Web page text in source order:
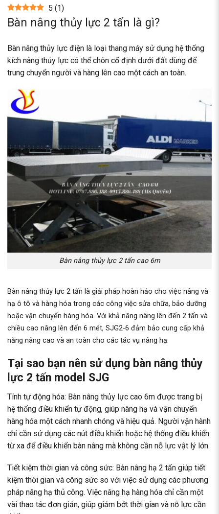
5 (1)
Bàn nâng thủy lực 2 tấn là gì?
Bàn nâng thủy lực điện là loại thang máy sử dụng hệ thống
kích nâng thủy lực có thể chôn cố định dưới đất dùng để
trung chuyển người và hàng lên cao một cách an toàn.
Bàn nâng thủy lực 2 tấn cao 6m
Bàn nâng thủy lực 2 tấn là giải pháp hoàn hảo cho việc nâng và
hạ ô tô và hàng hóa trong các công việc sửa chữa, bảo dưỡng
hoặc vận chuyển hàng hóa. Với khả năng nâng lên đến 2 tấn và
chiều cao nâng lên đến 6 mét, SJG2-6 đảm bảo cung cấp khả
năng nâng cao và an toàn cho các tác vụ nâng hạ.
Tại sao bạn nên sử dụng bàn nâng thủy
lực 2 tấn model SJG
Tính tự động hóa: Bàn nâng thủy lực cao 6m được trang bị
hệ thống điều khiển tự động, giúp nâng hạ và vận chuyển
hàng hóa một cách nhanh chóng và hiệu quả. Người vận hành
chỉ cần sử dụng các nút điều khiển hoặc hệ thống điều khiển
từ xa để điều khiển bàn nâng mà không cần nỗ lực vật lý lớn.
Tiết kiệm thời gian và công sức: Bàn nâng hạ 2 tấn giúp tiết
kiệm thời gian và công sức so với việc sử dụng các phương
pháp nâng hạ thủ công. Việc nâng hạ hàng hóa chỉ cần một
vài thao tác đơn giản, giúp giảm bớt thời gian và nỗ lực cần